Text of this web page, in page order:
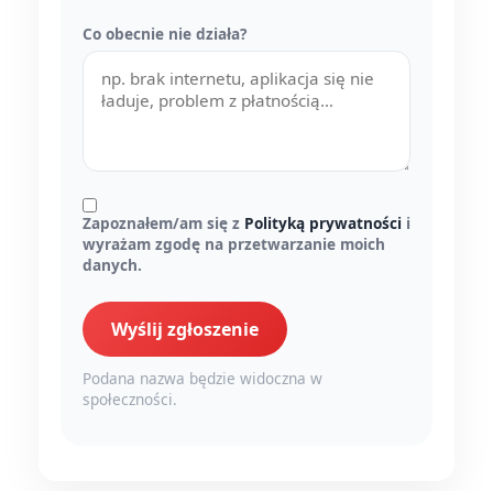
Co obecnie nie działa?
Zapoznałem/am się z Polityką prywatności i
wyrażam zgodę na przetwarzanie moich
danych.
Wyślij zgłoszenie
Podana nazwa będzie widoczna w
społeczności.